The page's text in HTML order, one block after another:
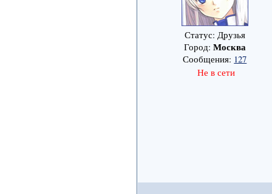
Статус: Друзья
Город: Москва
Сообщения: 127
Не в сети